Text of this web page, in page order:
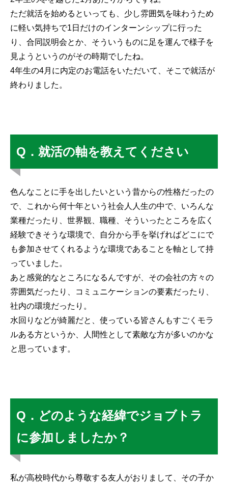
ただ就活を始めるといっても、少し雰囲気を味わうため
に軽い気持ちで1日だけのインターンシップに行った
り、合同説明会とか、そういうものに足を運んで様子を
見ようというのがその時期でしたね。
4年生の4月に内定のお電話をいただいて、そこで就活が
終わりました。
Q．就活の軸を教えてください
色んなことに手を出したいという昔からの性格だったの
で、これから何十年という社会人人生の中で、いろんな
業種だったり、世界観、職種、そういったところを広く
経験できそうな環境で、自分から手を挙げればどこにで
も参加させてくれるような環境であることを軸として持
っていました。
あと感覚的なところになるんですが、その会社の方々の
雰囲気だったり、コミュニケーションの要素だったり、
社内の環境だったり。
水回りなどが綺麗だと、使っている皆さんもすごくモラ
ルある方というか、人間性として素敵な方が多いのかな
と思っています。
Q．どのような経緯でジョブトラ
に参加しましたか？
私が高校時代から尊敬する友人がおりまして、その子か